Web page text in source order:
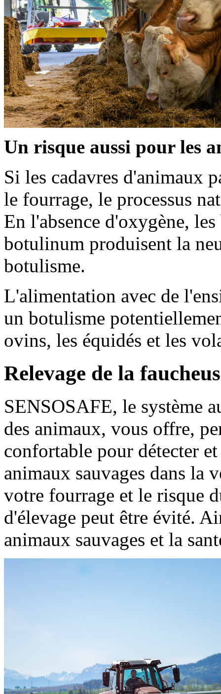
Un risque aussi pour les
Si les cadavres d'animaux
le fourrage, le processus
En l'absence d'oxygène,
botulinum produisent la
botulisme.
L'alimentation avec de
un botulisme
ovins, les équidés et les
Relevage de la
SENSOSAFE, le système
des animaux, vous offre,
confortable pour détecter
animaux sauvages dans la
votre fourrage et le risque
d'élevage peut être évité.
animaux sauvages et la